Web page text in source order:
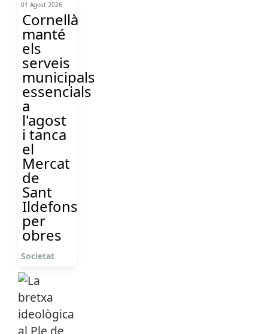
01 Agost 2026
Cornellà
manté
els
serveis
municipals
essencials
a
l'agost
i tanca
el
Mercat
de
Sant
Ildefons
per
obres
Societat